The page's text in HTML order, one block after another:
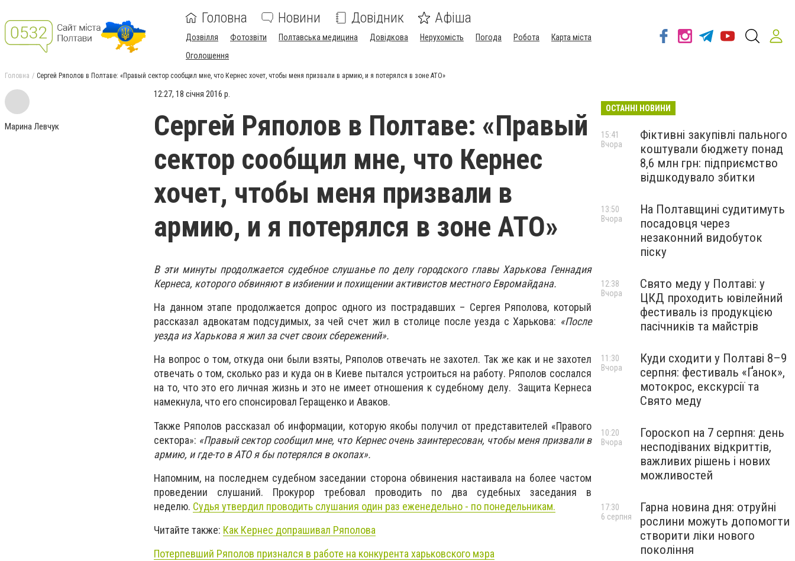
Головна Новини Довідник Афіша
Дозвілля Фотозвіти Полтавська медицина Довідкова Нерухомість Погода Робота
Карта міста
Оголошення
Головна Сергей Ряполов в Полтаве: «Правый сектор сообщил мне, что Кернес хочет, чтобы меня призвали в армию, и я потерялся в зоне АТО»
Марина Левчук
12:27, 18 січня 2016 р.
Сергей Ряполов в Полтаве: «Правый
сектор сообщил мне, что Кернес
хочет, чтобы меня призвали в
армию, и я потерялся в зоне АТО»
В эти минуты продолжается судебное слушанье по делу городского главы Харькова Геннадия
Кернеса, которого обвиняют в избиении и похищении активистов местного Евромайдана.
На данном этапе продолжается допрос одного из пострадавших – Сергея Ряполова, который
рассказал адвокатам подсудимых, за чей счет жил в столице после уезда с Харькова: «После
уезда из Харькова я жил за счет своих сбережений».
На вопрос о том, откуда они были взяты, Ряполов отвечать не захотел. Так же как и не захотел
отвечать о том, сколько раз и куда он в Киеве пытался устроиться на работу. Ряполов сослался
на то, что это его личная жизнь и это не имеет отношения к судебному делу. Защита Кернеса
намекнула, что его спонсировал Геращенко и Аваков.
Также Ряполов рассказал об информации, которую якобы получил от представителей «Правого
сектора»: «Правый сектор сообщил мне, что Кернес очень заинтересован, чтобы меня призвали в
армию, и где-то в АТО я бы потерялся в окопах».
Напомним, на последнем судебном заседании сторона обвинения настаивала на более частом
проведении слушаний. Прокурор требовал проводить по два судебных заседания в
неделю. Судья утвердил проводить слушания один раз еженедельно - по понедельникам.
Читайте также: Как Кернес допрашивал Ряполова
Потерпевший Ряполов признался в работе на конкурента харьковского мэра
ОСТАННІ НОВИНИ
Фіктивні закупівлі пального
коштували бюджету понад
8,6 млн грн: підприємство
відшкодувало збитки
15:41
Вчора
На Полтавщині судитимуть
посадовця через
незаконний видобуток
піску
13:50
Вчора
Свято меду у Полтаві: у
ЦКД проходить ювілейний
фестиваль із продукцією
пасічників та майстрів
12:38
Вчора
Куди сходити у Полтаві 8–9
серпня: фестиваль «Ґанок»,
мотокрос, екскурсії та
Свято меду
11:30
Вчора
Гороскоп на 7 серпня: день
несподіваних відкриттів,
важливих рішень і нових
можливостей
10:20
Вчора
Гарна новина дня: отруйні
рослини можуть допомогти
створити ліки нового
покоління
17:30
6 серпня